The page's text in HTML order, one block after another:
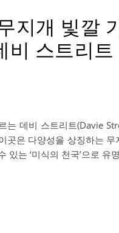
지개 빛깔
비 스트리트
는 데비 스트리트(Davie
곳은 다양성을 상징하는 무
있는 ‘미식의 천국’으로 유